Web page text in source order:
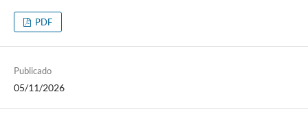
PDF
Publicado
05/11/2026